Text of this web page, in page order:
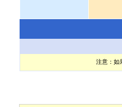
注意：如